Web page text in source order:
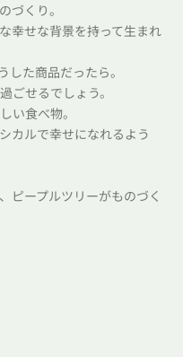
づくり。
幸せな背景を持って生まれ
した商品だったら。
ごせるでしょう。
い食べ物。
カルで幸せになれるよう
ピープルツリーがものづく